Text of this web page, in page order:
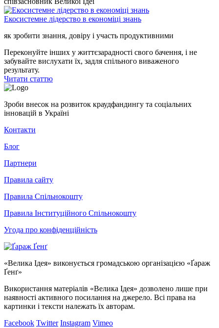
Екосистемне лідерство в економіці знань
як зробити знання, довіру і участь продуктивними
Переконуйте інших у життєзарадності свого бачення, і не
забувайте вислухати їх, задля спільного виваженого
результату.
Читати статтю
Зроби внесок на розвиток краудфандингу та соціальних
інновацій в Україні
Контакти
Блог
Партнери
Правила сайту
Правила Спільнокошту
Правила Інституційного Спільнокошту
Угода про конфіденційність
«Велика Ідея» виконується громадською організацією «Ґараж
Ґенґ»
Використання матеріалів «Велика Ідея» дозволено лише при
наявності активного посилання на джерело. Всі права на
картинки і тексти належать їх авторам.
Facebook Twitter Instagram Vimeo